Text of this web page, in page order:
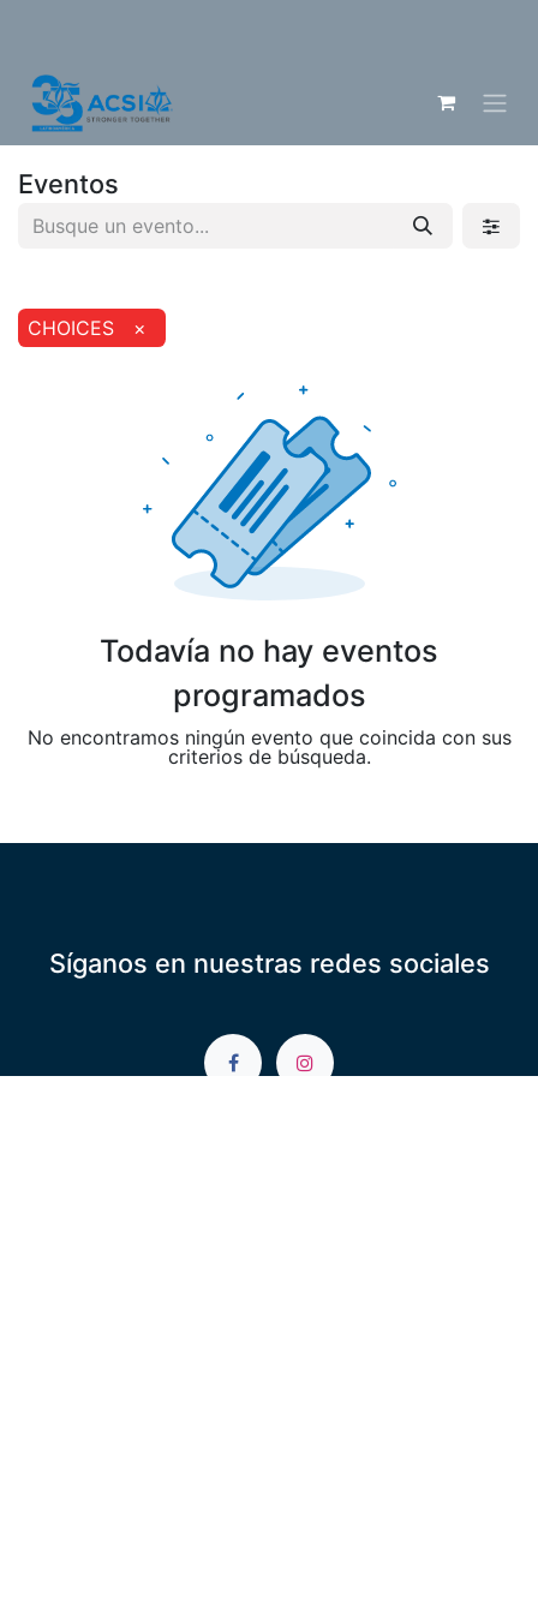
Eventos
CHOICES ×
Todavía no hay eventos
programados
No encontramos ningún evento que coincida con sus
criterios de búsqueda.
Síganos en nuestras redes sociales